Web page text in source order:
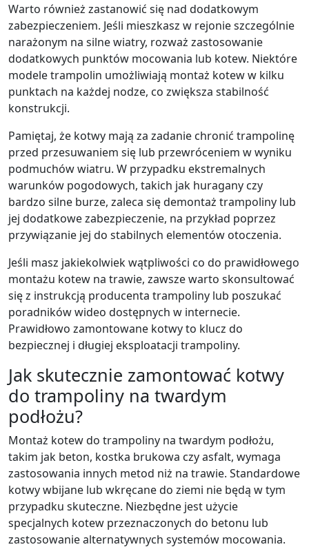
Warto również zastanowić się nad dodatkowym
zabezpieczeniem. Jeśli mieszkasz w rejonie szczególnie
narażonym na silne wiatry, rozważ zastosowanie
dodatkowych punktów mocowania lub kotew. Niektóre
modele trampolin umożliwiają montaż kotew w kilku
punktach na każdej nodze, co zwiększa stabilność
konstrukcji.
Pamiętaj, że kotwy mają za zadanie chronić trampolinę
przed przesuwaniem się lub przewróceniem w wyniku
podmuchów wiatru. W przypadku ekstremalnych
warunków pogodowych, takich jak huragany czy
bardzo silne burze, zaleca się demontaż trampoliny lub
jej dodatkowe zabezpieczenie, na przykład poprzez
przywiązanie jej do stabilnych elementów otoczenia.
Jeśli masz jakiekolwiek wątpliwości co do prawidłowego
montażu kotew na trawie, zawsze warto skonsultować
się z instrukcją producenta trampoliny lub poszukać
poradników wideo dostępnych w internecie.
Prawidłowo zamontowane kotwy to klucz do
bezpiecznej i długiej eksploatacji trampoliny.
Jak skutecznie zamontować kotwy
do trampoliny na twardym
podłożu?
Montaż kotew do trampoliny na twardym podłożu,
takim jak beton, kostka brukowa czy asfalt, wymaga
zastosowania innych metod niż na trawie. Standardowe
kotwy wbijane lub wkręcane do ziemi nie będą w tym
przypadku skuteczne. Niezbędne jest użycie
specjalnych kotew przeznaczonych do betonu lub
zastosowanie alternatywnych systemów mocowania.